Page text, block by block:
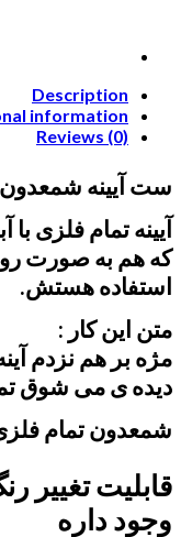
Description
information
Reviews (0)
ست آیینه شمعدون
که هم به صورت
استفاده هستش.
متن این کار :
مژه بر هم نزدم
دیده ی می شوق
️شمعدون تمام
قابلیت تغییر
وجود داره